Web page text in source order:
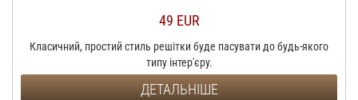
49 EUR
Класичний, простий стиль решітки буде пасувати до будь-якого
типу інтер'єру.
ДЕТАЛЬНІШЕ